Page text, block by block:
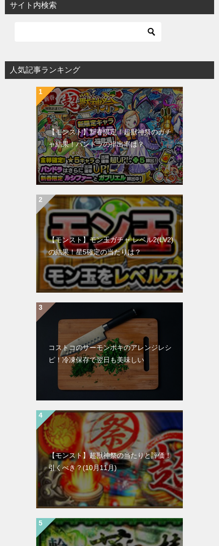
サイト内検索
人気記事ランキング
【モンスト】新春限定！超獣神祭のガチ
ャ結果！パンドラの排出率は？
【モンスト】モン玉ガチャ レベル2(LV2)
の結果！星5確定の当たりは？
コストコのサーモンポキのアレンジレシ
ピ！冷凍保存で翌日も美味しい
【モンスト】超獣神祭の当たりと評価！
引くべき？(10月11月)